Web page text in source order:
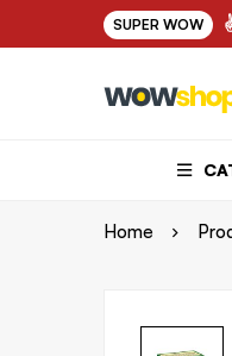
SUPER WOW
✌ FLORY.ro -
Home